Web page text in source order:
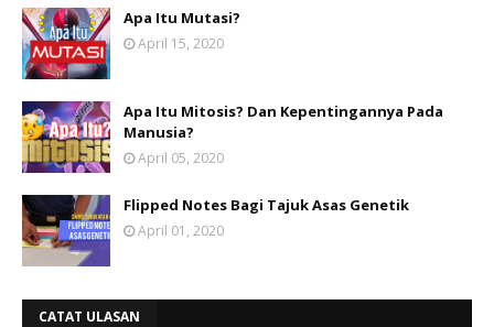
Apa Itu Mutasi?
April 15, 2020
Apa Itu Mitosis? Dan Kepentingannya Pada
Manusia?
April 05, 2020
Flipped Notes Bagi Tajuk Asas Genetik
April 01, 2020
CATAT ULASAN